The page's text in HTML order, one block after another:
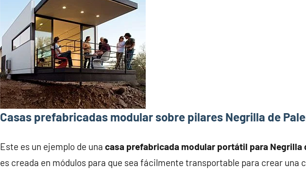
Casas prefabricadas modular sobre pilares Negrilla de
Este es un ejemplo de una casa prefabricada modular portátil para Negrilla
es creada en módulos para que sea fácilmente transportable para crear una